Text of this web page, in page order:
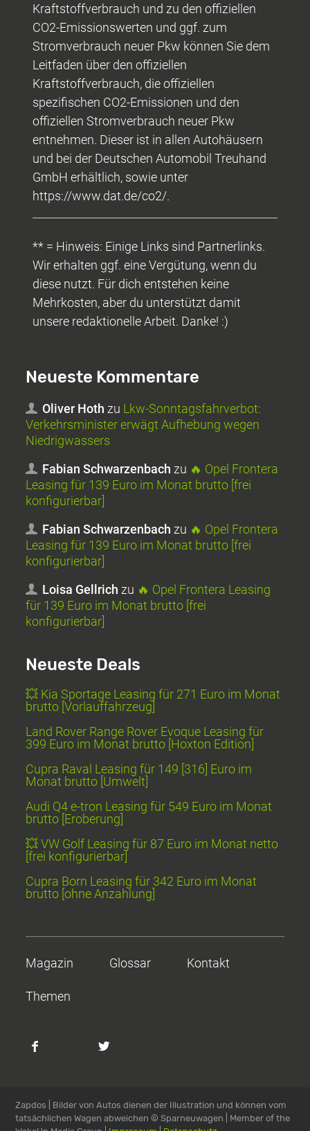
Kraftstoffverbrauch und zu den offiziellen
CO2-Emissionswerten und ggf. zum
Stromverbrauch neuer Pkw können Sie dem
Leitfaden über den offiziellen
Kraftstoffverbrauch, die offiziellen
spezifischen CO2-Emissionen und den
offiziellen Stromverbrauch neuer Pkw
entnehmen. Dieser ist in allen Autohäusern
und bei der Deutschen Automobil Treuhand
GmbH erhältlich, sowie unter
https://www.dat.de/co2/.
** = Hinweis: Einige Links sind Partnerlinks.
Wir erhalten ggf. eine Vergütung, wenn du
diese nutzt. Für dich entstehen keine
Mehrkosten, aber du unterstützt damit
unsere redaktionelle Arbeit. Danke! :)
Neueste Kommentare
Oliver Hoth zu Lkw-Sonntagsfahrverbot:
Verkehrsminister erwägt Aufhebung wegen
Niedrigwassers
Fabian Schwarzenbach zu 🔥 Opel Frontera
Leasing für 139 Euro im Monat brutto [frei
konfigurierbar]
Fabian Schwarzenbach zu 🔥 Opel Frontera
Leasing für 139 Euro im Monat brutto [frei
konfigurierbar]
Loisa Gellrich zu 🔥 Opel Frontera Leasing
für 139 Euro im Monat brutto [frei
konfigurierbar]
Neueste Deals
💥 Kia Sportage Leasing für 271 Euro im Monat
brutto [Vorlauffahrzeug]
Land Rover Range Rover Evoque Leasing für
399 Euro im Monat brutto [Hoxton Edition]
Cupra Raval Leasing für 149 [316] Euro im
Monat brutto [Umwelt]
Audi Q4 e-tron Leasing für 549 Euro im Monat
brutto [Eroberung]
💥 VW Golf Leasing für 87 Euro im Monat netto
[frei konfigurierbar]
Cupra Born Leasing für 342 Euro im Monat
brutto [ohne Anzahlung]
Magazin Glossar Kontakt
Themen
Zapdos | Bilder von Autos dienen der Illustration und können vom
tatsächlichen Wagen abweichen© Sparneuwagen | Member of the